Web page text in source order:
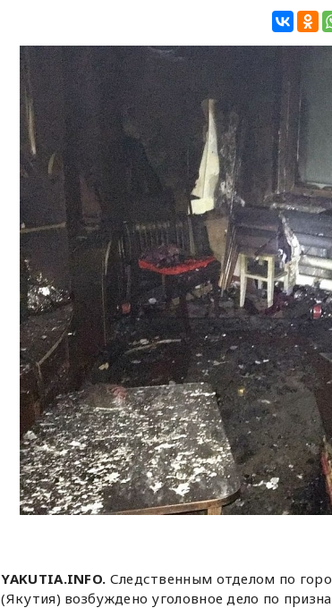
YAKUTIA.INFO. Следственным отделом по
(Якутия) возбуждено уголовное дело по